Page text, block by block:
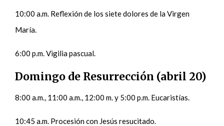
10:00 a.m. Reflexión de los siete dolores de la Virgen
María.
6:00 p.m. Vigilia pascual.
Domingo de Resurrección (abril 20)
8:00 a.m., 11:00 a.m., 12:00 m. y 5:00 p.m. Eucaristías.
10:45 a.m. Procesión con Jesús resucitado.